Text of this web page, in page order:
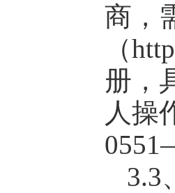
商，
（
册，
人操
3.3